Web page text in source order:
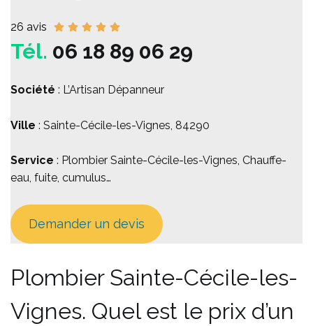
26 avis
Tél. 06 18 89 06 29
Société : L’Artisan Dépanneur
Ville : Sainte-Cécile-les-Vignes, 84290
Service : Plombier Sainte-Cécile-les-Vignes, Chauffe-
eau, fuite, cumulus…
Demander un devis
Plombier Sainte-Cécile-les-
Vignes. Quel est le prix d’un